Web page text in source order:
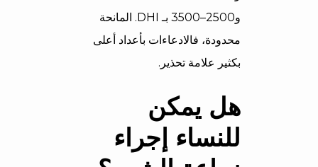
و2500–3500 بـ DHI. المانحة
محدودة، فالادعاءات بأعداد أعلى
بكثير علامة تحذير.
هل يمكن
للنساء إجراء